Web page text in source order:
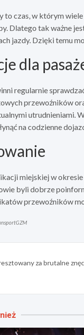
to czas, w którym
Dlatego tak ważne
jazdy. Dzięki temu
dla
regularnie
przewoźników
utrudnieniami.
na codzienne
miejskiej w
byli dobrze
przewoźników
za brutalne